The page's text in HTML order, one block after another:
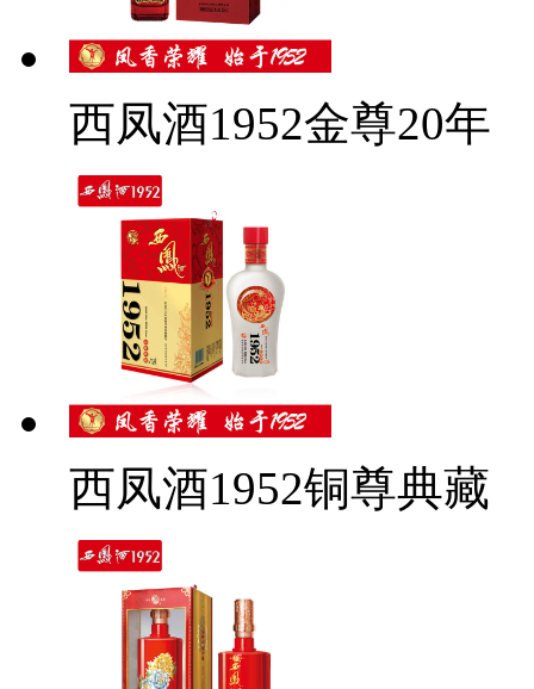
西凤酒1952金尊20年
西凤酒1952铜尊典藏